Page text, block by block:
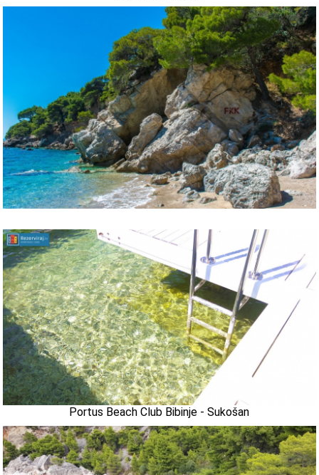
Portus Beach Club Bibinje - Sukošan